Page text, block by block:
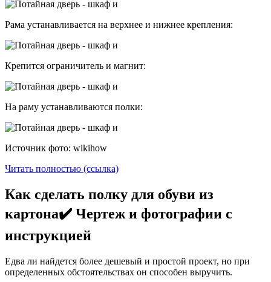
Рама устанавливается на верхнее и нижнее крепления:
Крепится ограничитель и магнит:
На раму устанавливаются полки:
Источник фото: wikihow
Читать полностью (ссылка)
Как сделать полку для обуви из
картона✔️ Чертеж и фотографии с
инструкцией
Едва ли найдется более дешевый и простой проект, но при
определенных обстоятельствах он способен выручить.